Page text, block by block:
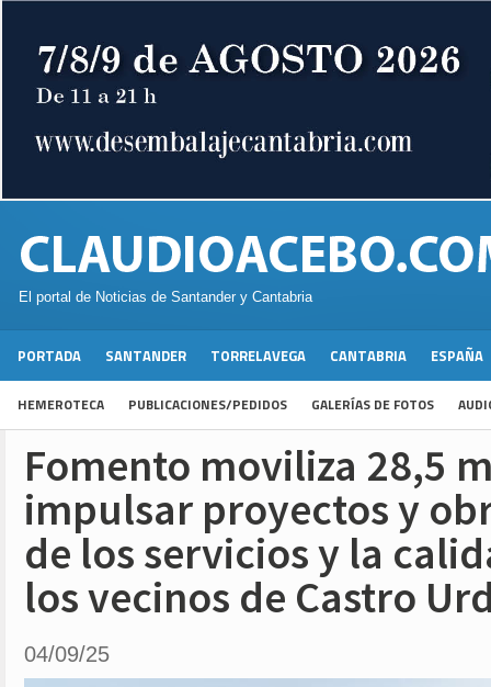
El portal de Noticias de Santander y Cantabria
PORTADA SANTANDER TORRELAVEGA CANTABRIA ESPAÑA
HEMEROTECA PUBLICACIONES/PEDIDOS GALERÍAS DE FOTOS
Fomento moviliza 28,5
impulsar proyectos y
de los servicios y la
los vecinos de Castro
04/09/25